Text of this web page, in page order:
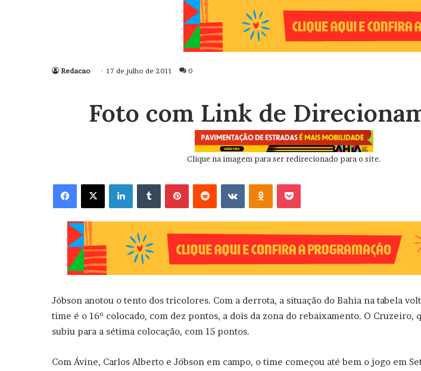
Redacao 17 de julho de 2011 0
Foto com Link de
Clique na imagem para ser redirecionado para o site.
Facebook X Linkedin VK OK
Jóbson anotou o tento dos tricolores. Com a derrota, a situação do Bahia na tabela
time é o 16º colocado, com dez pontos, a dois da zona do rebaixamento. O Cruzeiro,
subiu para a sétima colocação, com 15 pontos.
Com Ávine, Carlos Alberto e Jóbson em campo, o time começou até bem o jogo em